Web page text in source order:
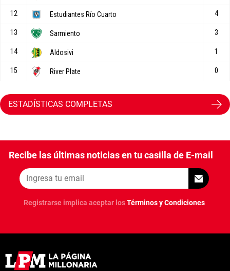
ESTADÍSTICAS COMPLETAS
Recibe las últimas noticias en tu casilla de E-mail
Registrarse implica aceptar losTérminos y Condiciones